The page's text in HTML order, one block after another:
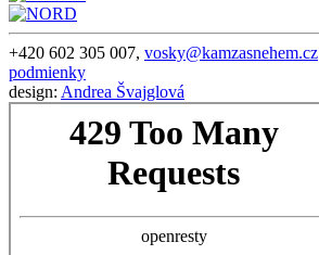
+420 602 305 007, vosky@kamzasnehem.cz
podmienky
design: Andrea Švajglová